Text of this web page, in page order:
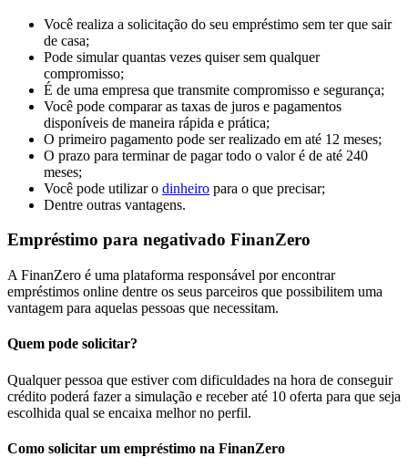
Você realiza a solicitação do seu empréstimo sem ter que sair
de casa;
Pode simular quantas vezes quiser sem qualquer
compromisso;
É de uma empresa que transmite compromisso e segurança;
Você pode comparar as taxas de juros e pagamentos
disponíveis de maneira rápida e prática;
O primeiro pagamento pode ser realizado em até 12 meses;
O prazo para terminar de pagar todo o valor é de até 240
meses;
Você pode utilizar o dinheiro para o que precisar;
Dentre outras vantagens.
Empréstimo para negativado FinanZero
A FinanZero é uma plataforma responsável por encontrar
empréstimos online dentre os seus parceiros que possibilitem uma
vantagem para aquelas pessoas que necessitam.
Quem pode solicitar?
Qualquer pessoa que estiver com dificuldades na hora de conseguir
crédito poderá fazer a simulação e receber até 10 oferta para que seja
escolhida qual se encaixa melhor no perfil.
Como solicitar um empréstimo na FinanZero